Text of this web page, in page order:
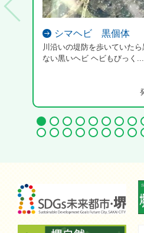
シマヘビ 黒個体
川沿いの堤防を歩いていた
ない黒いヘビ ヘビもびっく...